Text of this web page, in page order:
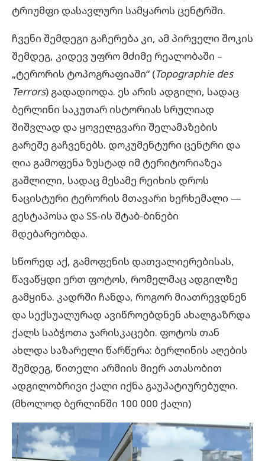
ტრიუმფი დასავლური სამყაროს ცენტრში.
ჩვენი შემდეგი გაჩერება კი, ამ პირველი შოკის
შემდეგ, კიდევ უფრო მძიმე რეალობაში –
„ტერორის ტოპოგრაფიაში“ (Topographie des
Terrors) გადადიოდა. ეს არის ადგილი, სადაც
ბერლინი საკუთარ ისტორიას სრულიად
შიშვლად და ყოველგვარი შელამაზების
გარეშე გაჩვენებს. დოკუმენტური ცენტრი და
ღია გამოფენა ზუსტად იმ ტერიტორიაზეა
გაშლილი, სადაც მესამე რეიხის დროს
ნაცისტური ტერორის მთავარი ხერხემალი —
გესტაპოსა და SS-ის შტაბ-ბინები
მდებარეობდა.
სწორედ აქ, გამოფენის დათვალიერებისას,
წავაწყდი ერთ ფოტოს, რომელმაც ადგილზე
გამყინა. კადრში ჩანდა, როგორ მიათრევდნენ
და სექსუალურად ავიწროებდნენ ახალგაზრდა
ქალს საბჭოთა ჯარისკაცები. ფოტოს თან
ახლდა საზარელი წარწერა: ბერლინის აღების
შემდეგ, წითელი არმიის მიერ ათასობით
ადგილობრივი ქალი იქნა გაუპატიურებული.
(მხოლოდ ბერლინში 100 000 ქალი)